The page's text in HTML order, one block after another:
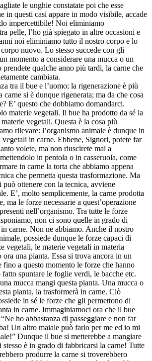
le unghie constatate poi che esse
in questi casi appare in modo visibile, accade
impercettibile! Noi eliminiamo
pelle, l’ho già spiegato in altre occasioni e
noi eliminiamo tutto il nostro corpo e lo
nuovo. Lo stesso succede con gli
momento a considerare una mucca o un
prendete qualche anno più tardi, la carne che
cambiata.
tra il bue e l’uomo; la rigenerazione è più
carne si è dunque rigenerata; ma da che cosa
E’ questo che dobbiamo domandarci.
materie vegetali. Il bue ha prodotto da sé la
vegetali. Questa è la cosa più
rilevare: l’organismo animale è dunque in
in carne. Ebbene, Signori, potete far
volete, ma non riuscirete mai a
in pentola o in casseruola, come
in carne la torta che abbiamo appena
che permetta questa trasformazione. Ma
ottenere con la tecnica, avviene
E’, molto semplicemente, la carne prodotta
ma le forze necessarie a quest’operazione
nell’organismo. Tra tutte le forze
non ci sono quelle in grado di
carne. Non ne abbiamo. Anche il nostro
possiede dunque le forze capaci di
vegetali, le materie vegetali in materia
ora una pianta. Essa si trova ancora in un
fino a questo momento le forze che hanno
spuntare le foglie verdi, le bacche etc.
mucca mangi questa pianta. Una mucca o
pianta, la trasformerà in carne. Ciò
in sé le forze che gli permettono di
in carne. Immaginiamoci ora che il bue
ho abbastanza di passeggiare e non far
Un altro maiale può farlo per me ed io mi
Dunque il bue si metterebbe a mangiare
stesso è in grado di fabbricarsi la carne! Tutte
produrre la carne si troverebbero